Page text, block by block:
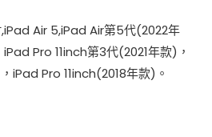
Air 5,iPad Air第5代(2022年
Pro 11inch第3代(2021年款)，
iPad Pro 11inch(2018年款)。